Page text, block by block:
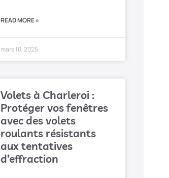
READ MORE »
mars 10, 2025
Volets à Charleroi :
Protéger vos fenêtres
avec des volets
roulants résistants
aux tentatives
d’effraction